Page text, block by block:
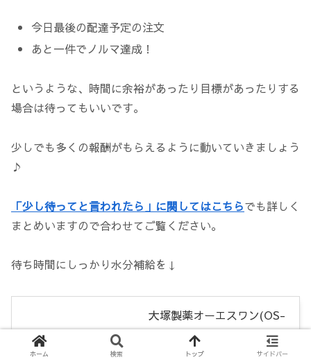
今日最後の配達予定の注文
あと一件でノルマ達成！
というような、時間に余裕があったり目標があったりする
場合は待ってもいいです。
少しでも多くの報酬がもらえるように動いていきましょう
♪
「少し待ってと言われたら」に関してはこちらでも詳しく
まとめいますので合わせてご覧ください。
待ち時間にしっかり水分補給を↓
大塚製薬オーエスワン(OS-
1) 500mlX24本
created by Rinker
ホーム 検索 トップ サイドバー